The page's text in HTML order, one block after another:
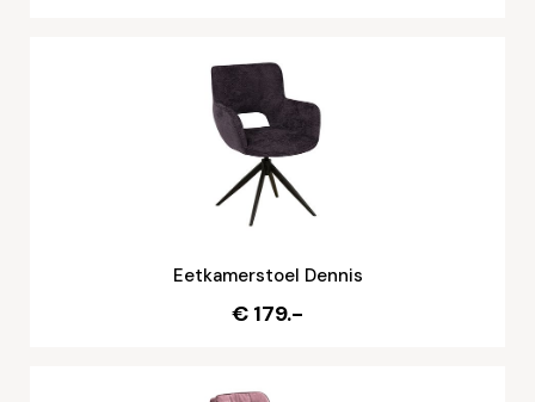
Eetkamerstoel Dennis
€ 179.-